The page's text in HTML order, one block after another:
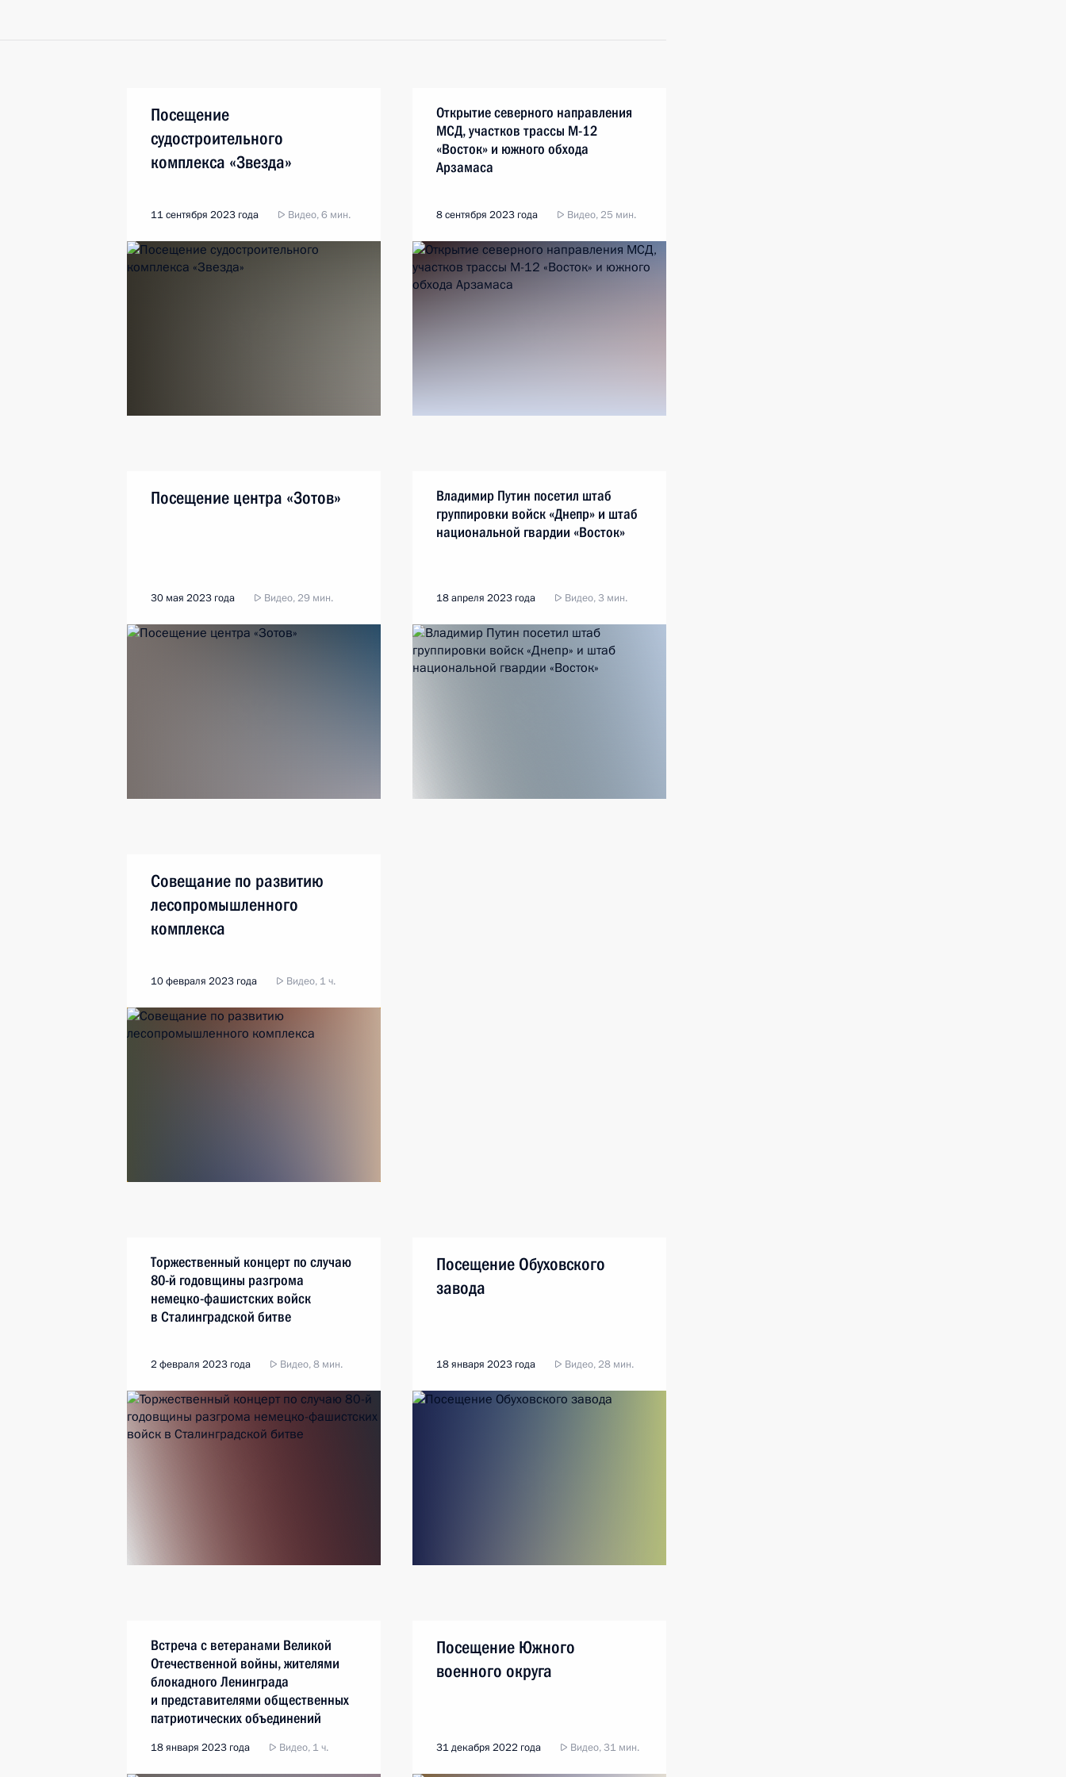
Посещение
судостроительного
комплекса «Звезда»
11 сентября 2023 года Видео, 6 мин.
Открытие северного направления
МСД, участков трассы М-12
«Восток» и южного обхода
Арзамаса
8 сентября 2023 года Видео, 25 мин.
Посещение центра «Зотов»
30 мая 2023 года Видео, 29 мин.
Владимир Путин посетил штаб
группировки войск «Днепр» и штаб
национальной гвардии «Восток»
18 апреля 2023 года Видео, 3 мин.
Совещание по развитию
лесопромышленного
комплекса
10 февраля 2023 года Видео, 1 ч.
Торжественный концерт по случаю
80-й годовщины разгрома
немецко-фашистских войск
в Сталинградской битве
2 февраля 2023 года Видео, 8 мин.
Посещение Обуховского
завода
18 января 2023 года Видео, 28 мин.
Встреча с ветеранами Великой
Отечественной войны, жителями
блокадного Ленинграда
и представителями общественных
патриотических объединений
18 января 2023 года Видео, 1 ч.
Посещение Южного
военного округа
31 декабря 2022 года Видео, 31 мин.